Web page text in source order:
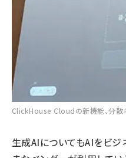
ClickHouse Cloudの新機能、分散
生成AIについてもAIをビジ